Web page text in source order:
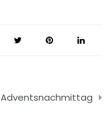
Adventsnachmittag